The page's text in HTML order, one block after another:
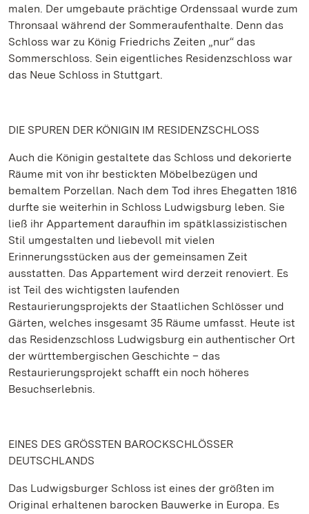
malen. Der umgebaute prächtige Ordenssaal wurde zum
Thronsaal während der Sommeraufenthalte. Denn das
Schloss war zu König Friedrichs Zeiten „nur“ das
Sommerschloss. Sein eigentliches Residenzschloss war
das Neue Schloss in Stuttgart.
DIE SPUREN DER KÖNIGIN IM RESIDENZSCHLOSS
Auch die Königin gestaltete das Schloss und dekorierte
Räume mit von ihr bestickten Möbelbezügen und
bemaltem Porzellan. Nach dem Tod ihres Ehegatten 1816
durfte sie weiterhin in Schloss Ludwigsburg leben. Sie
ließ ihr Appartement daraufhin im spätklassizistischen
Stil umgestalten und liebevoll mit vielen
Erinnerungsstücken aus der gemeinsamen Zeit
ausstatten. Das Appartement wird derzeit renoviert. Es
ist Teil des wichtigsten laufenden
Restaurierungsprojekts der Staatlichen Schlösser und
Gärten, welches insgesamt 35 Räume umfasst. Heute ist
das Residenzschloss Ludwigsburg ein authentischer Ort
der württembergischen Geschichte – das
Restaurierungsprojekt schafft ein noch höheres
Besuchserlebnis.
EINES DES GRÖSSTEN BAROCKSCHLÖSSER
DEUTSCHLANDS
Das Ludwigsburger Schloss ist eines der größten im
Original erhaltenen barocken Bauwerke in Europa. Es